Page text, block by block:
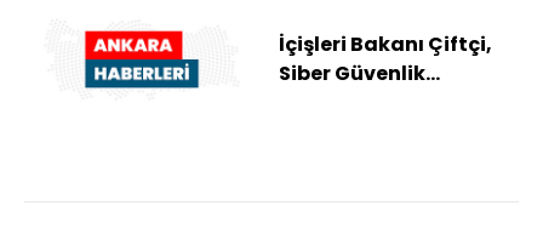
İçişleri Bakanı Çiftçi,
Siber Güvenlik